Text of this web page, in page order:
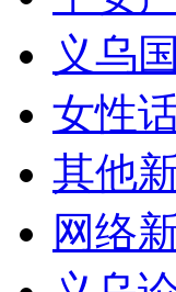
义乌
女性
其他
网络